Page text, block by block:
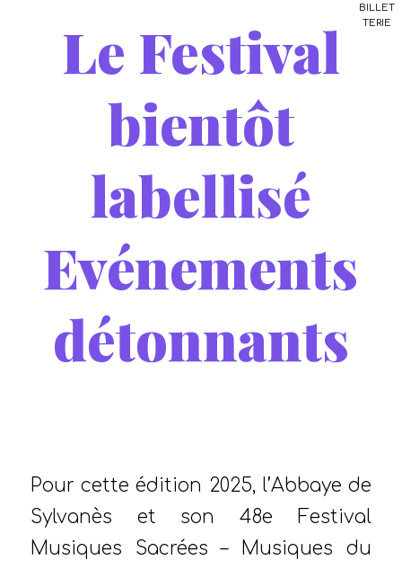
BILLET
TERIE
Le Festival
bientôt
labellisé
Evénements
détonnants
Pour cette édition 2025, l’Abbaye de
Sylvanès et son 48e Festival
Musiques Sacrées – Musiques du